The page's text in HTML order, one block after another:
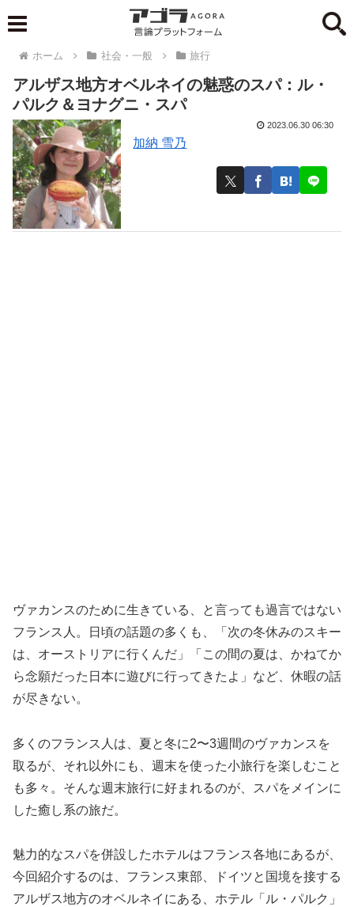
ホーム 社会・一般 旅行
アルザス地方オベルネイの魅惑のスパ：ル・
パルク＆ヨナグニ・スパ
加納 雪乃
2023.06.30 06:30
ヴァカンスのために生きている、と言っても過言ではない
フランス人。日頃の話題の多くも、「次の冬休みのスキー
は、オーストリアに行くんだ」「この間の夏は、かねてか
ら念願だった日本に遊びに行ってきたよ」など、休暇の話
が尽きない。
多くのフランス人は、夏と冬に2〜3週間のヴァカンスを
取るが、それ以外にも、週末を使った小旅行を楽しむこと
も多々。そんな週末旅行に好まれるのが、スパをメインに
した癒し系の旅だ。
魅力的なスパを併設したホテルはフランス各地にあるが、
今回紹介するのは、フランス東部、ドイツと国境を接する
アルザス地方のオベルネイにある、ホテル「ル・パルク」